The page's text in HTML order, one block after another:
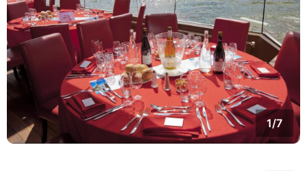
1/7